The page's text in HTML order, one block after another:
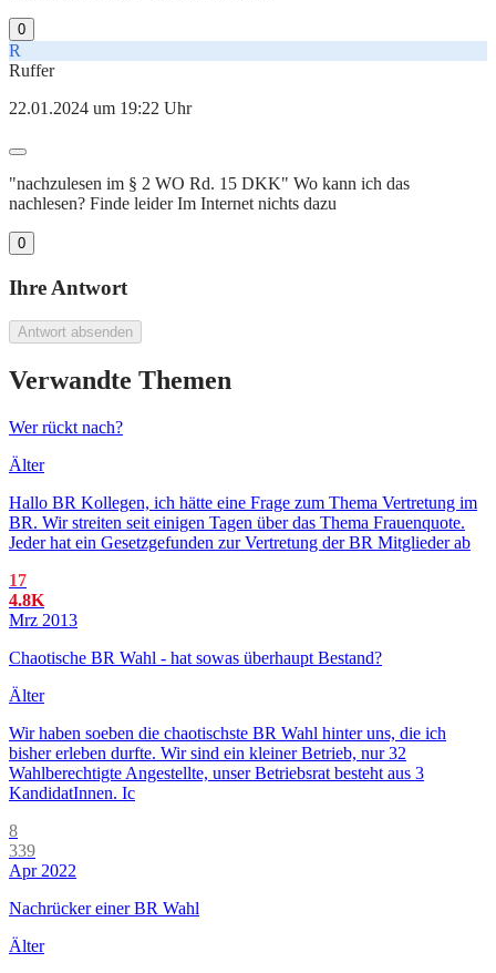
0
R
Ruffer
22.01.2024 um 19:22 Uhr
"nachzulesen im § 2 WO Rd. 15 DKK" Wo kann ich das
nachlesen? Finde leider Im Internet nichts dazu
0
Ihre Antwort
Antwort absenden
Verwandte Themen
Wer rückt nach?
Älter
Hallo BR Kollegen, ich hätte eine Frage zum Thema Vertretung im
BR. Wir streiten seit einigen Tagen über das Thema Frauenquote.
Jeder hat ein Gesetzgefunden zur Vertretung der BR Mitglieder ab
17
4.8K
Mrz 2013
Chaotische BR Wahl - hat sowas überhaupt Bestand?
Älter
Wir haben soeben die chaotischste BR Wahl hinter uns, die ich
bisher erleben durfte. Wir sind ein kleiner Betrieb, nur 32
Wahlberechtigte Angestellte, unser Betriebsrat besteht aus 3
KandidatInnen. Ic
8
339
Apr 2022
Nachrücker einer BR Wahl
Älter